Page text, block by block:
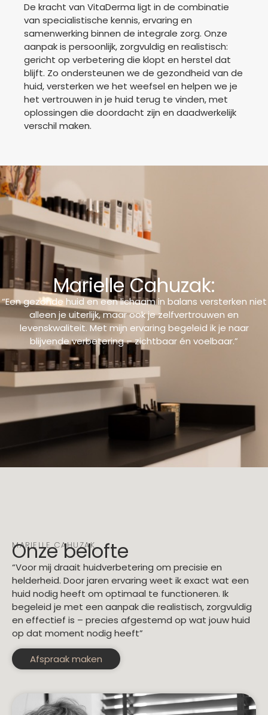
De kracht van VitaDerma ligt in de combinatie
van specialistische kennis, ervaring en
samenwerking binnen de integrale zorg. Onze
aanpak is persoonlijk, zorgvuldig en realistisch:
gericht op verbetering die klopt en herstel dat
blijft. Zo ondersteunen we de gezondheid van de
huid, versterken we het weefsel en helpen we je
het vertrouwen in je huid terug te vinden, met
oplossingen die doordacht zijn en daadwerkelijk
verschil maken.
Marielle Cahuzak:
“Een gezonde huid en een lichaam in balans versterken niet
alleen je uiterlijk, maar ook je zelfvertrouwen en
levenskwaliteit. Met mijn ervaring begeleid ik je naar
blijvende verbetering – zichtbaar én voelbaar.”
MARIELLE CAHUZAK
Onze belofte
“Voor mij draait huidverbetering om precisie en
helderheid. Door jaren ervaring weet ik exact wat een
huid nodig heeft om optimaal te functioneren. Ik
begeleid je met een aanpak die realistisch, zorgvuldig
en effectief is – precies afgestemd op wat jouw huid
op dat moment nodig heeft”
Afspraak maken